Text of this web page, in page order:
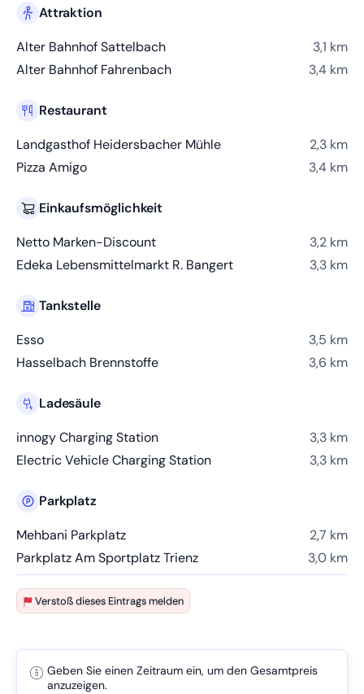
Attraktion
Alter Bahnhof Sattelbach
3,1 km
Alter Bahnhof Fahrenbach
3,4 km
Restaurant
Landgasthof Heidersbacher Mühle
2,3 km
Pizza Amigo
3,4 km
Einkaufsmöglichkeit
Netto Marken-Discount
3,2 km
Edeka Lebensmittelmarkt R. Bangert
3,3 km
Tankstelle
Esso
3,5 km
Hasselbach Brennstoffe
3,6 km
Ladesäule
innogy Charging Station
3,3 km
Electric Vehicle Charging Station
3,3 km
Parkplatz
Mehbani Parkplatz
2,7 km
Parkplatz Am Sportplatz Trienz
3,0 km
Verstoß dieses Eintrags melden
Geben Sie einen Zeitraum ein, um den Gesamtpreis
anzuzeigen.